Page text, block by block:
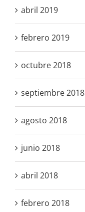
abril 2019
febrero 2019
octubre 2018
septiembre 2018
agosto 2018
junio 2018
abril 2018
febrero 2018